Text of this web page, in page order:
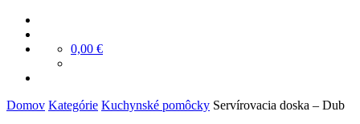
0,00 €
Domov Kategórie Kuchynské pomôcky Servírovacia doska – Dub